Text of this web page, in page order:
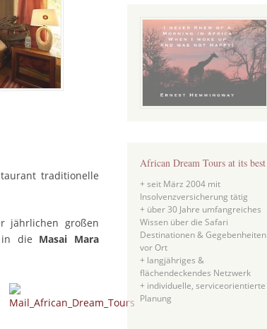
traditionelle
jährlichen großen
in die Masai Mara
African Dream Tours at its best
+ seit März 2004 mit
Insolvenzversicherung tätig
+ über 30 Jahre umfangreiches
Wissen über die Safari
Destinationen & Gegebenheiten
vor Ort
+ langjähriges &
flächendeckendes Netzwerk
+ individuelle, serviceorientierte
Planung